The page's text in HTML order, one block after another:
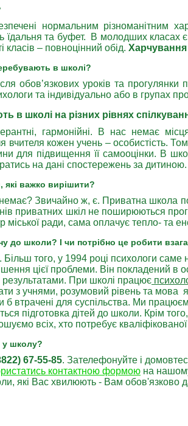
нормальним різноманітним
їдальня та буфет. В молодших класах
класів – повноцінний обід.
в школі?
обов’язкових уроків та прогулянки
та індивідуально або в групах
в школі на різних рівнях
гармонійні. В нас немає
вчителя кожен учень – особистість.
для підвищення її самооцінки. В
на дані спостережень за
важко вирішити?
немає? Звичайно ж, є. Приватна школа
приватних шкіл не поширюються
міської ради, сама оплачує тепло- та
до школи? І чи потрібно це робити
Більш того, у 1994 році психологи
цієї проблеми. Він покладений в
При школі працює
з учнями, розумовий рівень та мова
б втрачені для суспільства. Ми
підготовка дітей до школи. Крім
всіх, хто потребує
у школу?
67-55-85. Зателефонуйте і
контактною формою на
які Вас хвилюють - Вам обов'язково